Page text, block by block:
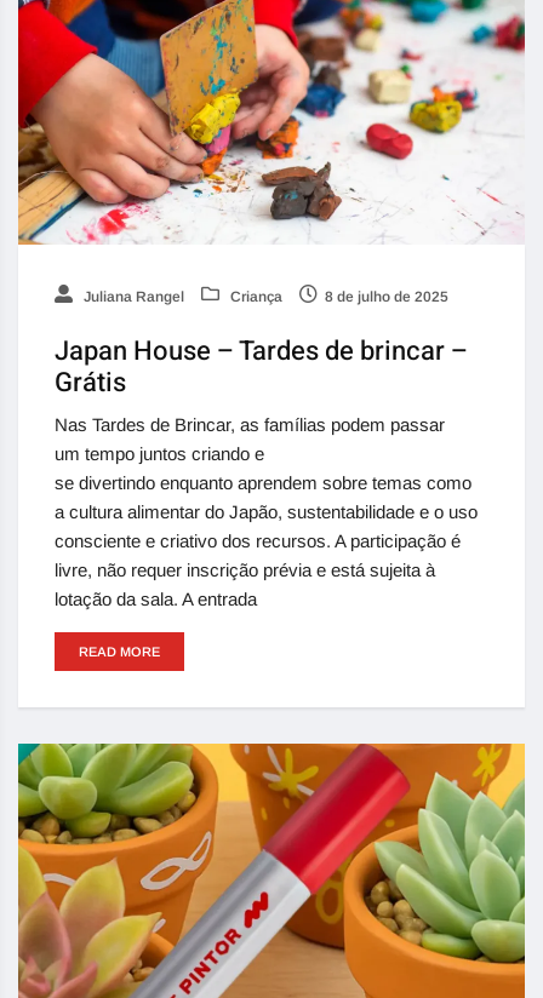
Juliana Rangel Criança 8 de julho de 2025
Japan House – Tardes de brincar –
Grátis
Nas Tardes de Brincar, as famílias podem passar
um tempo juntos criando e
se divertindo enquanto aprendem sobre temas como
a cultura alimentar do Japão, sustentabilidade e o uso
consciente e criativo dos recursos. A participação é
livre, não requer inscrição prévia e está sujeita à
lotação da sala. A entrada
READ MORE